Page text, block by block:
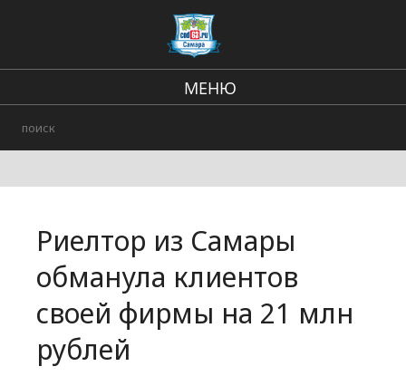
МЕНЮ
Городские события
Риелтор из Самары
обманула клиентов
своей фирмы на 21 млн
рублей